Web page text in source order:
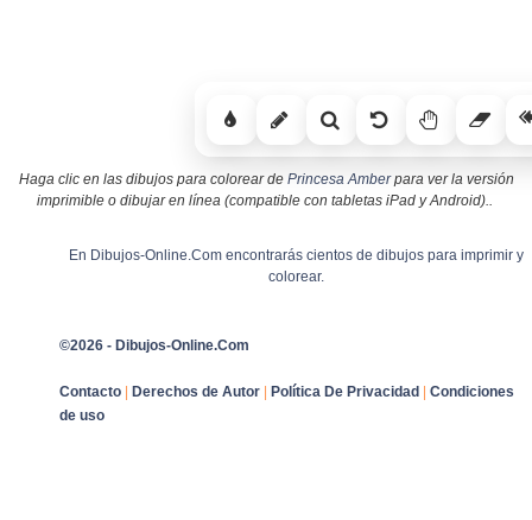
Haga clic en las dibujos para colorear de Princesa Amberpara ver la versión
imprimible o dibujar en línea (compatible con tabletas iPad y Android)..
En Dibujos-Online.Com encontrarás cientos de dibujos para imprimir y
colorear.
©2026 - Dibujos-Online.Com
Contacto Derechos de Autor Política De Privacidad
Condiciones
de uso